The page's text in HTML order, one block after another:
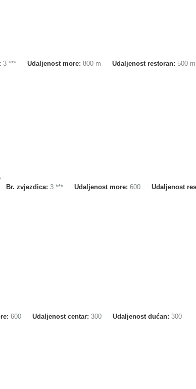
3 *** Udaljenost more: 800 m Udaljenost restoran: 500 m
Br. zvjezdica: 3 *** Udaljenost more: 600 Udaljenost
600 Udaljenost centar: 300 Udaljenost dućan: 300